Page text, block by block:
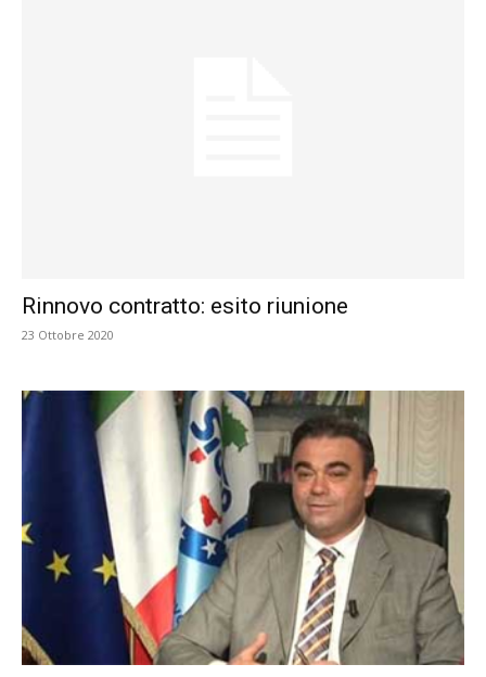
Rinnovo contratto: esito riunione
23 Ottobre 2020